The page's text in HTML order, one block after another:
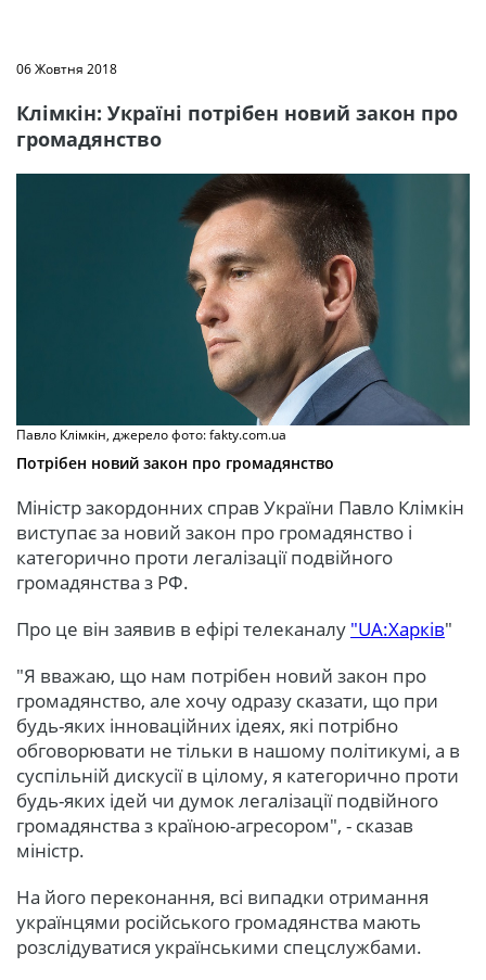
06 Жовтня 2018
Клімкін: Україні потрібен новий закон про
громадянство
Павло Клімкін, джерело фото: fakty.com.ua
Потрібен новий закон про громадянство
Міністр закордонних справ України Павло Клімкін
виступає за новий закон про громадянство і
категорично проти легалізації подвійного
громадянства з РФ.
Про це він заявив в ефірі телеканалу "UA:Харків"
"Я вважаю, що нам потрібен новий закон про
громадянство, але хочу одразу сказати, що при
будь-яких інноваційних ідеях, які потрібно
обговорювати не тільки в нашому політикумі, а в
суспільній дискусії в цілому, я категорично проти
будь-яких ідей чи думок легалізації подвійного
громадянства з країною-агресором", - сказав
міністр.
На його переконання, всі випадки отримання
українцями російського громадянства мають
розслідуватися українськими спецслужбами.